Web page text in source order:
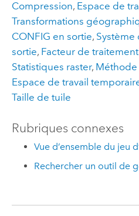
Compression, Espace de
Transformations
CONFIG en sortie,
sortie, Facteur de
Statistiques raster,
Espace de travail
Taille de tuile
Rubriques connexes
Vue d’ensemble du jeu
Rechercher un outil de